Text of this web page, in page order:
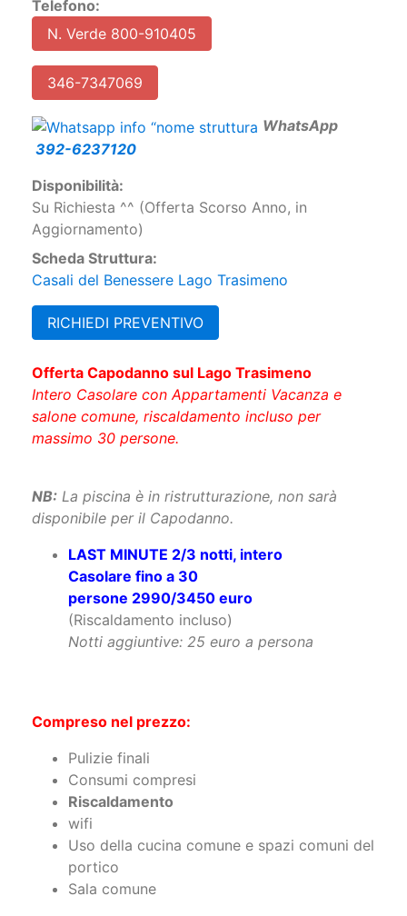
N. Verde 800-910405
346-7347069
392-6237120
Su Richiesta ^^ (Offerta Scorso Anno, in
Aggiornamento)
Scheda Struttura:
Casali del Benessere Lago Trasimeno
RICHIEDI PREVENTIVO
Intero Casolare con Appartamenti Vacanza e
salone comune, riscaldamento incluso per
massimo 30 persone.
disponibile per il Capodanno.
Casolare fino a 30
persone 2990/3450 euro
(Riscaldamento incluso)
Notti aggiuntive: 25 euro a persona
Consumi compresi
Riscaldamento
wifi
Uso della cucina comune e spazi comuni del
portico
Sala comune